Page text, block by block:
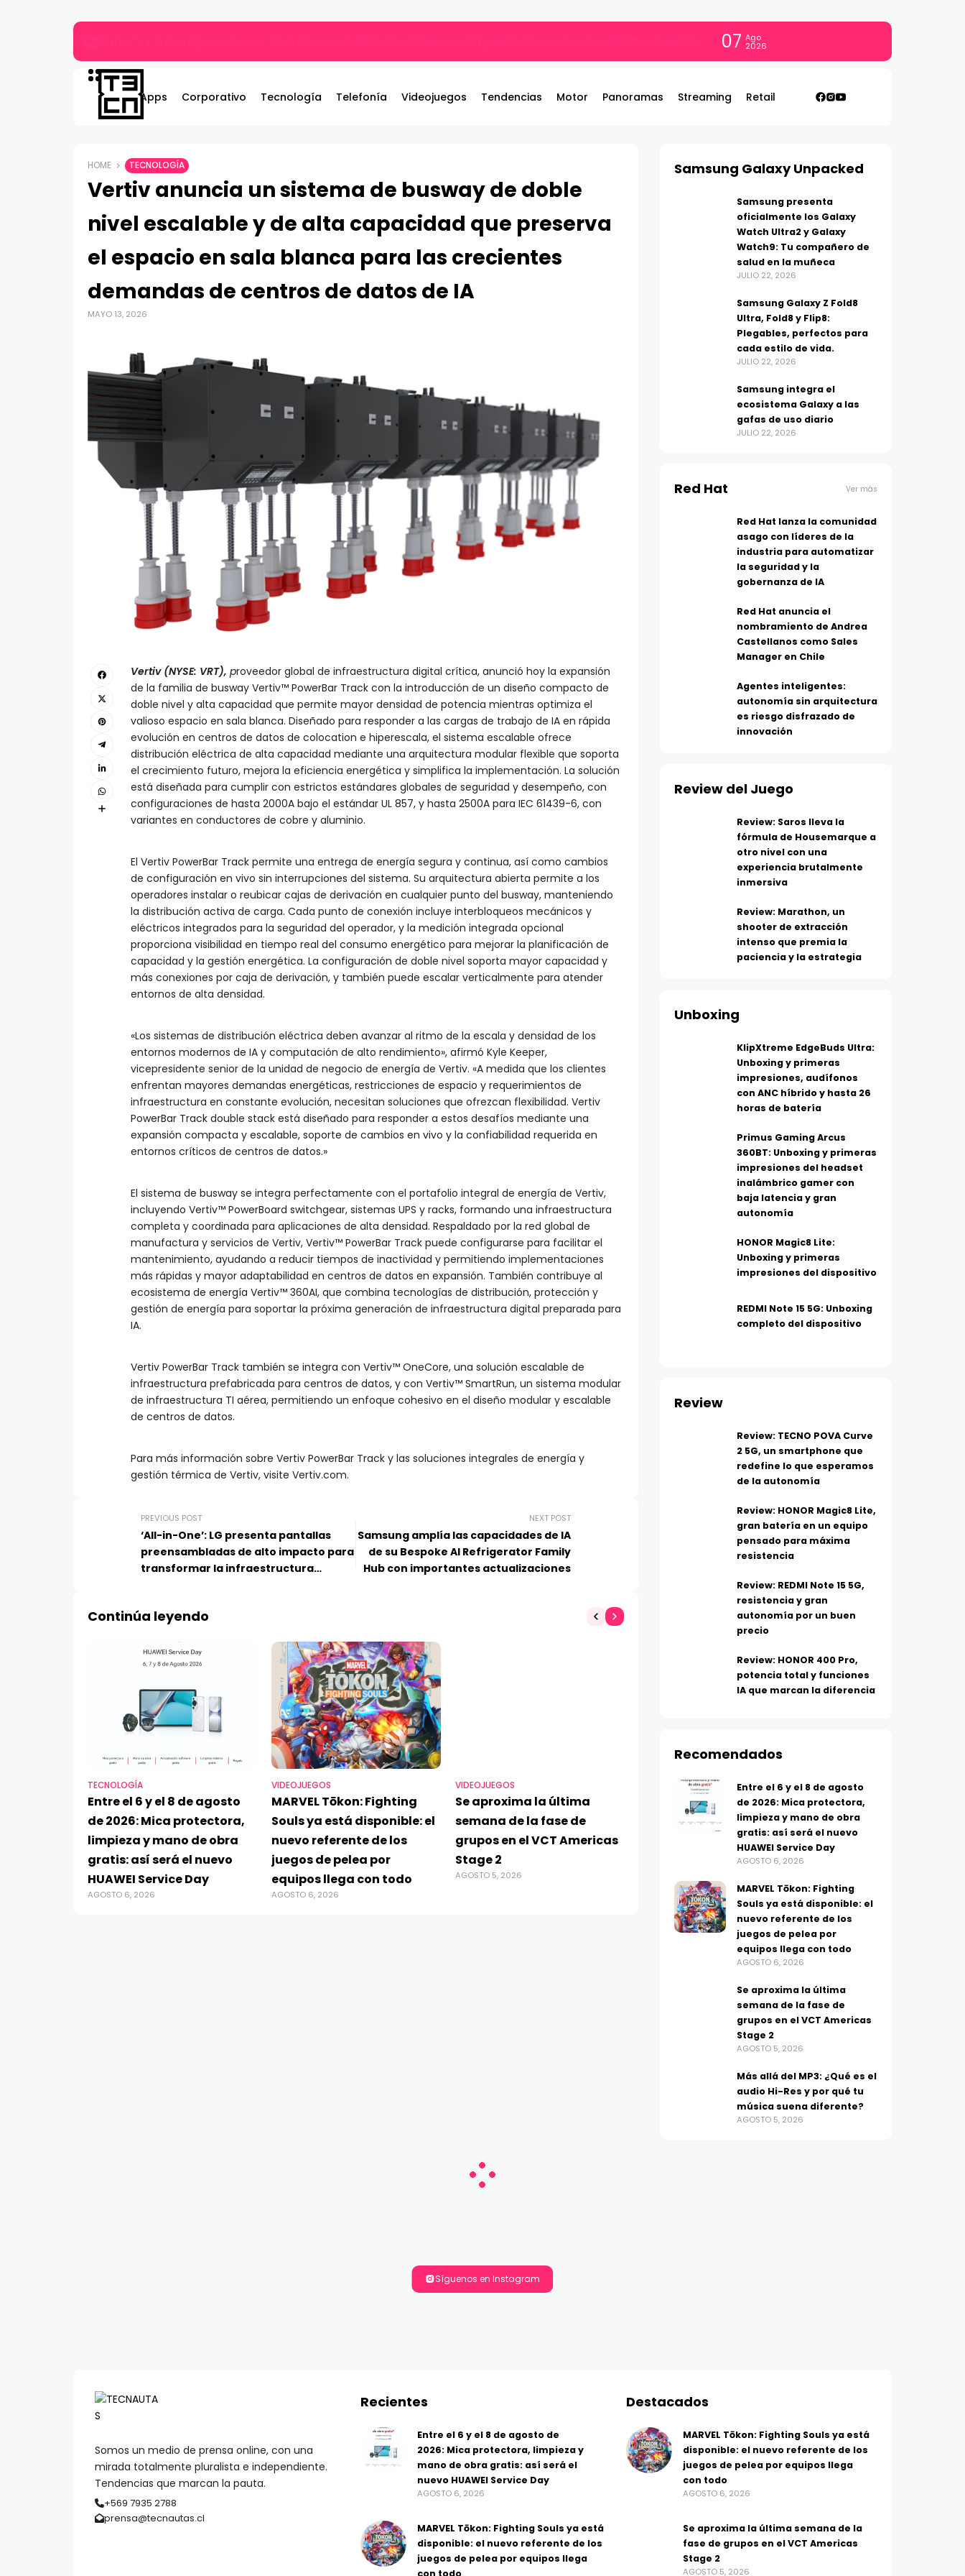
07 Ago
2026
Apps Corporativo Tecnología Telefonía Videojuegos Tendencias Motor Panoramas Streaming Retail
HOME TECNOLOGÍA
Vertiv anuncia un sistema de busway de doble
nivel escalable y de alta capacidad que preserva
el espacio en sala blanca para las crecientes
demandas de centros de datos de IA
MAYO 13, 2026
Vertiv (NYSE: VRT), proveedor global de infraestructura digital crítica, anunció hoy la expansión
de la familia de busway Vertiv™ PowerBar Track con la introducción de un diseño compacto de
doble nivel y alta capacidad que permite mayor densidad de potencia mientras optimiza el
valioso espacio en sala blanca. Diseñado para responder a las cargas de trabajo de IA en rápida
evolución en centros de datos de colocation e hiperescala, el sistema escalable ofrece
distribución eléctrica de alta capacidad mediante una arquitectura modular flexible que soporta
el crecimiento futuro, mejora la eficiencia energética y simplifica la implementación. La solución
está diseñada para cumplir con estrictos estándares globales de seguridad y desempeño, con
configuraciones de hasta 2000A bajo el estándar UL 857, y hasta 2500A para IEC 61439-6, con
variantes en conductores de cobre y aluminio.
El Vertiv PowerBar Track permite una entrega de energía segura y continua, así como cambios
de configuración en vivo sin interrupciones del sistema. Su arquitectura abierta permite a los
operadores instalar o reubicar cajas de derivación en cualquier punto del busway, manteniendo
la distribución activa de carga. Cada punto de conexión incluye interbloqueos mecánicos y
eléctricos integrados para la seguridad del operador, y la medición integrada opcional
proporciona visibilidad en tiempo real del consumo energético para mejorar la planificación de
capacidad y la gestión energética. La configuración de doble nivel soporta mayor capacidad y
más conexiones por caja de derivación, y también puede escalar verticalmente para atender
entornos de alta densidad.
«Los sistemas de distribución eléctrica deben avanzar al ritmo de la escala y densidad de los
entornos modernos de IA y computación de alto rendimiento», afirmó Kyle Keeper,
vicepresidente senior de la unidad de negocio de energía de Vertiv. «A medida que los clientes
enfrentan mayores demandas energéticas, restricciones de espacio y requerimientos de
infraestructura en constante evolución, necesitan soluciones que ofrezcan flexibilidad. Vertiv
PowerBar Track double stack está diseñado para responder a estos desafíos mediante una
expansión compacta y escalable, soporte de cambios en vivo y la confiabilidad requerida en
entornos críticos de centros de datos.»
El sistema de busway se integra perfectamente con el portafolio integral de energía de Vertiv,
incluyendo Vertiv™ PowerBoard switchgear, sistemas UPS y racks, formando una infraestructura
completa y coordinada para aplicaciones de alta densidad. Respaldado por la red global de
manufactura y servicios de Vertiv, Vertiv™ PowerBar Track puede configurarse para facilitar el
mantenimiento, ayudando a reducir tiempos de inactividad y permitiendo implementaciones
más rápidas y mayor adaptabilidad en centros de datos en expansión. También contribuye al
ecosistema de energía Vertiv™ 360AI, que combina tecnologías de distribución, protección y
gestión de energía para soportar la próxima generación de infraestructura digital preparada para
IA.
Vertiv PowerBar Track también se integra con Vertiv™ OneCore, una solución escalable de
infraestructura prefabricada para centros de datos, y con Vertiv™ SmartRun, un sistema modular
de infraestructura TI aérea, permitiendo un enfoque cohesivo en el diseño modular y escalable
de centros de datos.
Para más información sobre Vertiv PowerBar Track y las soluciones integrales de energía y
gestión térmica de Vertiv, visite Vertiv.com.
PREVIOUS POST
‘All-in-One’: LG presenta pantallas
preensambladas de alto impacto para
transformar la infraestructura
NEXT POST
Samsung amplía las capacidades de IA
de su Bespoke AI Refrigerator Family
Hub con importantes actualizaciones
Continúa leyendo
TECNOLOGÍA
Entre el 6 y el 8 de agosto
de 2026: Mica protectora,
limpieza y mano de obra
gratis: así será el nuevo
HUAWEI Service Day
AGOSTO 6, 2026
VIDEOJUEGOS
MARVEL Tōkon: Fighting
Souls ya está disponible: el
nuevo referente de los
juegos de pelea por
equipos llega con todo
AGOSTO 6, 2026
VIDEOJUEGOS
Se aproxima la última
semana de la fase de
grupos en el VCT Americas
Stage 2
AGOSTO 5, 2026
TECNOLOGÍA
Más allá del MP3: ¿Qué es el
audio Hi-Res y por qué tu
música suena diferente?
TELEFONÍA
Los moto g
más batería, IA y
inteligentes para el
Samsung Galaxy Unpacked
Samsung presenta
oficialmente los Galaxy
Watch Ultra2 y Galaxy
Watch9: Tu compañero de
salud en la muñeca
JULIO 22, 2026
Samsung Galaxy Z Fold8
Ultra, Fold8 y Flip8:
Plegables, perfectos para
cada estilo de vida.
JULIO 22, 2026
Samsung integra el
ecosistema Galaxy a las
gafas de uso diario
JULIO 22, 2026
Red Hat Ver más
Red Hat lanza la comunidad
asago con líderes de la
industria para automatizar
la seguridad y la
gobernanza de IA
Red Hat anuncia el
nombramiento de Andrea
Castellanos como Sales
Manager en Chile
Agentes inteligentes:
autonomía sin arquitectura
es riesgo disfrazado de
innovación
Review del Juego
Review: Saros lleva la
fórmula de Housemarque a
otro nivel con una
experiencia brutalmente
inmersiva
Review: Marathon, un
shooter de extracción
intenso que premia la
paciencia y la estrategia
Unboxing
KlipXtreme EdgeBuds Ultra:
Unboxing y primeras
impresiones, audífonos
con ANC híbrido y hasta 26
horas de batería
Primus Gaming Arcus
360BT: Unboxing y primeras
impresiones del headset
inalámbrico gamer con
baja latencia y gran
autonomía
HONOR Magic8 Lite:
Unboxing y primeras
impresiones del dispositivo
REDMI Note 15 5G: Unboxing
completo del dispositivo
Review
Review: TECNO POVA Curve
2 5G, un smartphone que
redefine lo que esperamos
de la autonomía
Review: HONOR Magic8 Lite,
gran batería en un equipo
pensado para máxima
resistencia
Review: REDMI Note 15 5G,
resistencia y gran
autonomía por un buen
precio
Review: HONOR 400 Pro,
potencia total y funciones
IA que marcan la diferencia
Recomendados
Entre el 6 y el 8 de agosto
de 2026: Mica protectora,
limpieza y mano de obra
gratis: así será el nuevo
HUAWEI Service Day
AGOSTO 6, 2026
MARVEL Tōkon: Fighting
Souls ya está disponible: el
nuevo referente de los
juegos de pelea por
equipos llega con todo
AGOSTO 6, 2026
Se aproxima la última
semana de la fase de
grupos en el VCT Americas
Stage 2
AGOSTO 5, 2026
Más allá del MP3: ¿Qué es el
audio Hi-Res y por qué tu
música suena diferente?
AGOSTO 5, 2026
Síguenos en Instagram
Somos un medio de prensa online, con una
mirada totalmente pluralista e independiente.
Tendencias que marcan la pauta.
+569 7935 2788
prensa@tecnautas.cl
Recientes
Entre el 6 y el 8 de agosto de
2026: Mica protectora, limpieza y
mano de obra gratis: así será el
nuevo HUAWEI Service Day
AGOSTO 6, 2026
MARVEL Tōkon: Fighting Souls ya está
disponible: el nuevo referente de los
juegos de pelea por equipos llega
Destacados
MARVEL Tōkon: Fighting Souls ya está
disponible: el nuevo referente de los
juegos de pelea por equipos llega
con todo
AGOSTO 6, 2026
Se aproxima la última semana de la
fase de grupos en el VCT Americas
Stage 2
AGOSTO 5, 2026